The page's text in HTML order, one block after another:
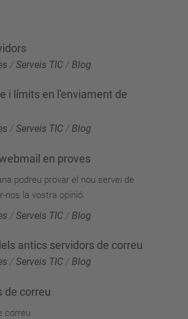
/Serveis TIC / Blog
i límits en l'enviament de
/Serveis TIC /Blog
en proves
podreu provar el nou servei de
nos la vostra opinió.
/Serveis TIC / Blog
antics servidors de correu
/Serveis TIC /Blog
de correu
correu